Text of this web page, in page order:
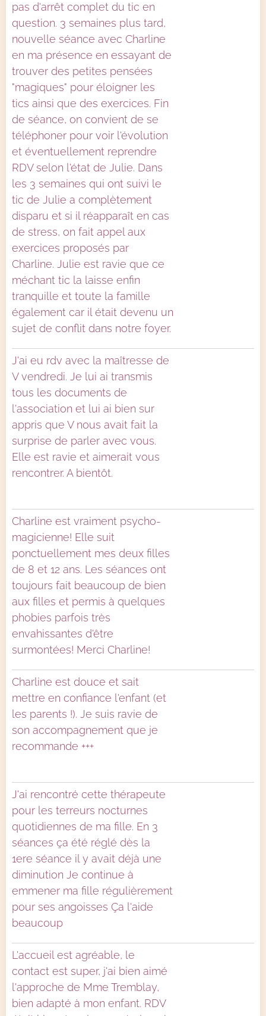
pas d'arrêt complet du tic en
question. 3 semaines plus tard,
nouvelle séance avec Charline
en ma présence en essayant de
trouver des petites pensées
"magiques" pour éloigner les
tics ainsi que des exercices. Fin
de séance, on convient de se
téléphoner pour voir l'évolution
et éventuellement reprendre
RDV selon l'état de Julie. Dans
les 3 semaines qui ont suivi le
tic de Julie a complètement
disparu et si il réapparaît en cas
de stress, on fait appel aux
exercices proposés par
Charline. Julie est ravie que ce
méchant tic la laisse enfin
tranquille et toute la famille
également car il était devenu un
sujet de conflit dans notre foyer.
J'ai eu rdv avec la maîtresse de
V vendredi. Je lui ai transmis
tous les documents de
l'association et lui ai bien sur
appris que V nous avait fait la
surprise de parler avec vous.
Elle est ravie et aimerait vous
rencontrer. A bientôt.
Charline est vraiment psycho-
magicienne! Elle suit
ponctuellement mes deux filles
de 8 et 12 ans. Les séances ont
toujours fait beaucoup de bien
aux filles et permis à quelques
phobies parfois très
envahissantes d'être
surmontées! Merci Charline!
Charline est douce et sait
mettre en confiance l'enfant (et
les parents !). Je suis ravie de
son accompagnement que je
recommande +++
J'ai rencontré cette thérapeute
pour les terreurs nocturnes
quotidiennes de ma fille. En 3
séances ça été réglé dès la
1ere séance il y avait déjà une
diminution Je continue à
emmener ma fille régulièrement
pour ses angoisses Ça l'aide
beaucoup
L'accueil est agréable, le
contact est super, j'ai bien aimé
l'approche de Mme Tremblay,
bien adapté à mon enfant. RDV